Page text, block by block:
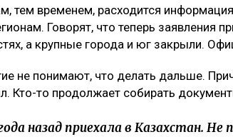
тем временем, расходится
Говорят, что теперь заявления
а крупные города и юг закрыли.
не понимают, что делать дальше.
Кто-то продолжает собирать
назад приехала в Казахстан.